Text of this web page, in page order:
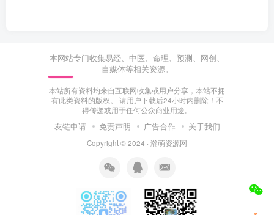
本网站专门收集易经、中医、命理、预测、网创、
自媒体等相关资源。
本站所有资料均来自互联网收集或用户分享，本站不拥
有此类资料的版权。 请用户下载后24小时内删除！不
得传递或用于任何公众商业用途。
友链申请 免责声明 广告合作 关于我们
Copyright © 2024 · 瀚萌资源网